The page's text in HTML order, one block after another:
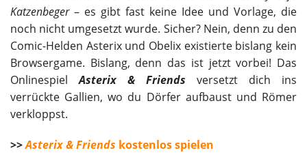
Katzenbeger– es gibt fast keine Idee und Vorlage, die
noch nicht umgesetzt wurde. Sicher? Nein, denn zu den
Comic-Helden Asterix und Obelix existierte bislang kein
Browsergame. Bislang, denn das ist jetzt vorbei! Das
OnlinespielAsterix & Friends
versetzt dich ins
verrückte Gallien, wo du Dörfer aufbaust und Römer
verkloppst.
>>Asterix & Friends kostenlos spielen